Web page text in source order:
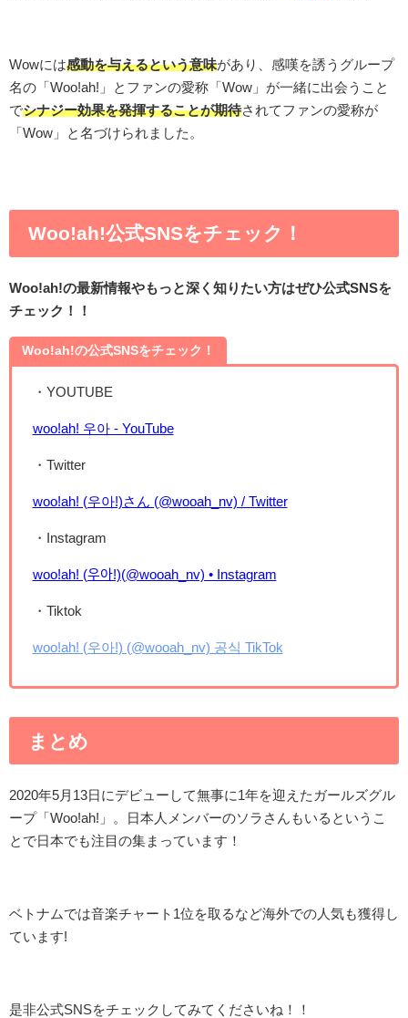
Wowには感動を与えるという意味があり、感嘆を誘うグループ
名の「Woo!ah!」とファンの愛称「Wow」が一緒に出会うこと
でシナジー効果を発揮することが期待されてファンの愛称が
「Wow」と名づけられました。
Woo!ah!公式SNSをチェック！
Woo!ah!の最新情報やもっと深く知りたい方はぜひ公式SNSを
チェック！！
Woo!ah!の公式SNSをチェック！
・YOUTUBE
woo!ah! 우아 - YouTube
・Twitter
woo!ah! (우아!)さん (@wooah_nv) / Twitter
・Instagram
woo!ah! (우아!)(@wooah_nv) • Instagram
・Tiktok
woo!ah! (우아!) (@wooah_nv) 공식 TikTok
まとめ
2020年5月13日にデビューして無事に1年を迎えたガールズグル
ープ「Woo!ah!」。日本人メンバーのソラさんもいるというこ
とで日本でも注目の集まっています！
ベトナムでは音楽チャート1位を取るなど海外での人気も獲得し
ています!
是非公式SNSをチェックしてみてくださいね！！